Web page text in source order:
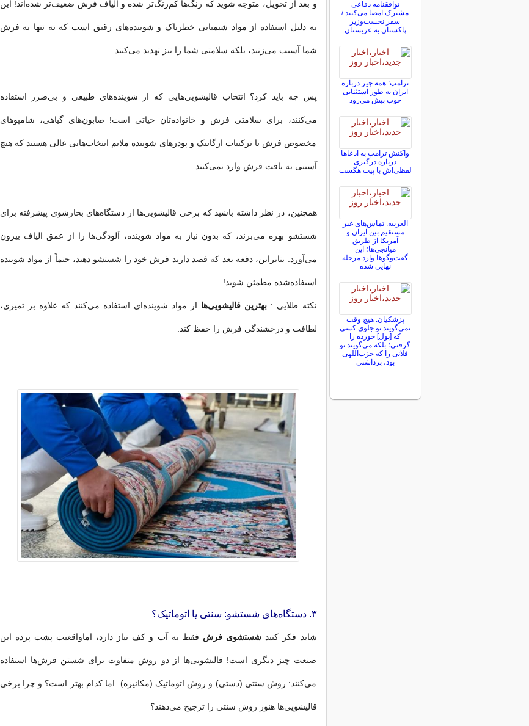
و بعد از تحویل، متوجه شوید که رنگ‌ها کم‌رنگ‌تر شده و الیاف فرش ضعیف‌تر شده‌اند! این
به دلیل استفاده از مواد شیمیایی خطرناک و شوینده‌های رقیق است که نه تنها به فرش
شما آسیب می‌زنند، بلکه سلامتی شما را نیز تهدید می‌کنند.
پس چه باید کرد؟ انتخاب قالیشویی‌هایی که از شوینده‌های طبیعی و بی‌ضرر استفاده
می‌کنند، برای سلامتی فرش و خانواده‌تان حیاتی است! صابون‌های گیاهی، شامپوهای
مخصوص فرش با ترکیبات ارگانیک و پودرهای شوینده ملایم انتخاب‌هایی عالی هستند که هیچ
آسیبی به بافت فرش وارد نمی‌کنند.
همچنین، در نظر داشته باشید که برخی قالیشویی‌ها از دستگاه‌های بخارشوی پیشرفته برای
شستشو بهره می‌برند، که بدون نیاز به مواد شوینده، آلودگی‌ها را از عمق الیاف بیرون
می‌آورد. بنابراین، دفعه بعد که قصد دارید فرش خود را شستشو دهید، حتماً از مواد شوینده
استفاده‌شده مطمئن شوید!
نکته طلایی : بهترین قالیشویی‌ها از مواد شوینده‌ای استفاده می‌کنند که علاوه بر تمیزی،
لطافت و درخشندگی فرش را حفظ کند.
۳. دستگاه‌های شستشو: سنتی یا اتوماتیک؟
شاید فکر کنید شستشوی فرش فقط به آب و کف نیاز دارد، اماواقعیت پشت پرده این
صنعت چیز دیگری است! قالیشویی‌ها از دو روش متفاوت برای شستن فرش‌ها استفاده
می‌کنند: روش سنتی (دستی) و روش اتوماتیک (مکانیزه). اما کدام بهتر است؟ و چرا برخی
قالیشویی‌ها هنوز روش سنتی را ترجیح می‌دهند؟
توافقنامه دفاعی
مشترک امضا می‌کنند /
سفر نخست‌وزیر
پاکستان به عربستان
ترامپ: همه چیز درباره
ایران به طور استثنایی
خوب پیش می‌رود
واکنش ترامپ به ادعاها
درباره درگیری
لفظی‌اش با پیت هگست
العربیه: تماس‌های غیر
مستقیم بین ایران و
آمریکا از طریق
میانجی‌ها؛ این
گفت‌و‌گو‌ها وارد مرحله
نهایی شده
پزشکیان: هیچ وقت
نمی‌گویند تو جلوی کسی
که [پول] خورده را
گرفتی؛ بلکه می‌گویند تو
فلانی را که حزب‌اللهی
بود، برداشتی